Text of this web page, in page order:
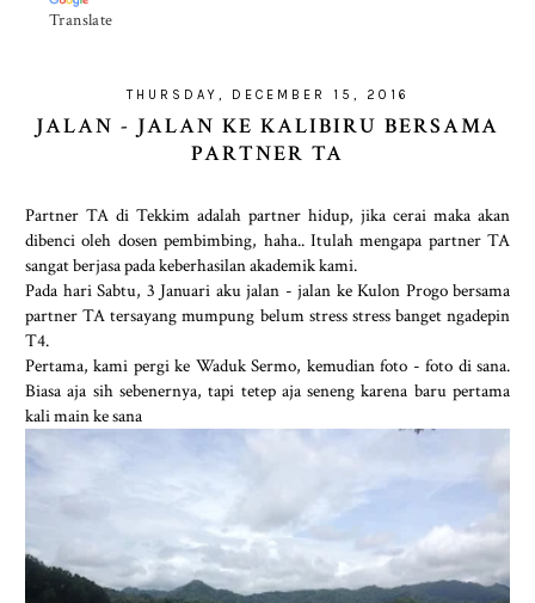
Translate
THURSDAY, DECEMBER 15, 2016
JALAN - JALAN KE KALIBIRU BERSAMA
PARTNER TA
Partner TA di Tekkim adalah partner hidup, jika cerai maka akan
dibenci oleh dosen pembimbing, haha.. Itulah mengapa partner TA
sangat berjasa pada keberhasilan akademik kami.
Pada hari Sabtu, 3 Januari aku jalan - jalan ke Kulon Progo bersama
partner TA tersayang mumpung belum stress stress banget ngadepin
T4.
Pertama, kami pergi ke Waduk Sermo, kemudian foto - foto di sana.
Biasa aja sih sebenernya, tapi tetep aja seneng karena baru pertama
kali main ke sana